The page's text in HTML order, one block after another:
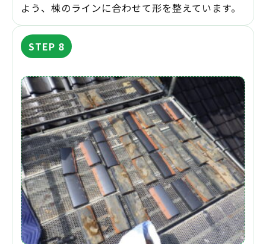
よう、棟のラインに合わせて形を整えています。
STEP 8